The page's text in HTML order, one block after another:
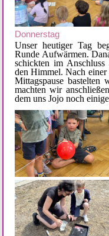
Donnerstag
Unser heutiger Tag
Runde Aufwärmen.
schickten im
den Himmel. Nach einer
Mittagspause bastelten
machten wir
dem uns Jojo noch